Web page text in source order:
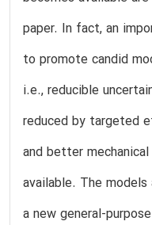
paper. In fact, an
to promote candid
i.e., reducible
reduced by targeted
and better
available. The
a new general-